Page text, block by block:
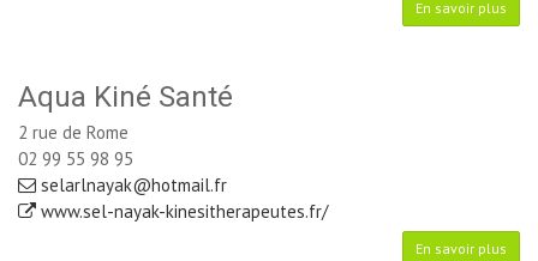
En savoir plus
Aqua Kiné Santé
2 rue de Rome
02 99 55 98 95
selarlnayak@hotmail.fr
www.sel-nayak-kinesitherapeutes.fr/
En savoir plus